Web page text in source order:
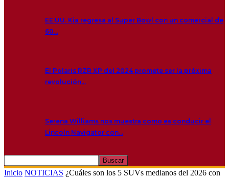
EE.UU. Kia regresa al Super Bowl con un comercial de
60…
El Polaris RZR XP del 2024 promete ser la próxima
revolución…
Serena Williams nos muestra como es conducir el
Lincoln Navigator con…
Inicio NOTICIAS ¿Cuáles son los 5 SUVs medianos del 2026 con